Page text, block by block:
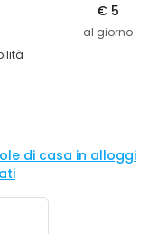
€ 5
al giorno
di casa in alloggi